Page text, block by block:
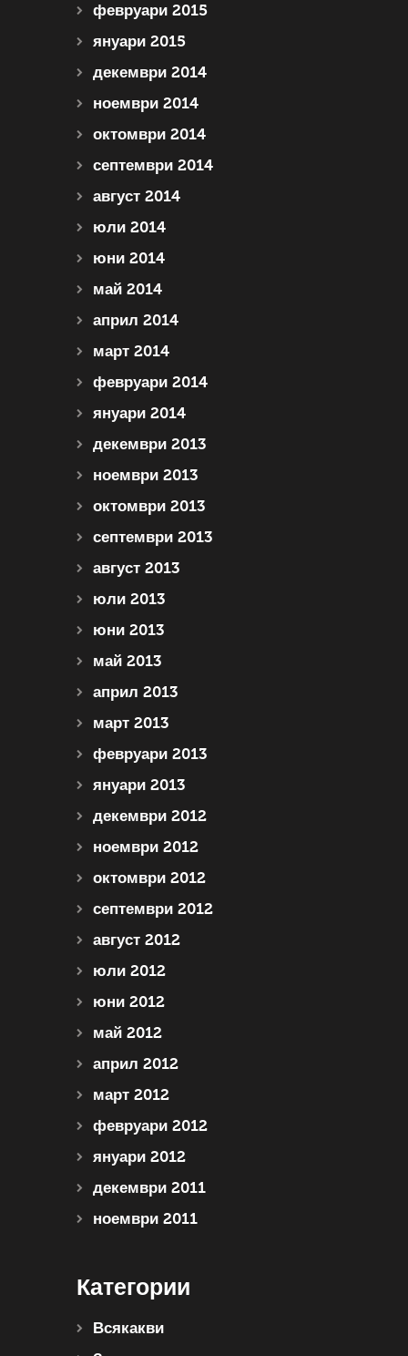
февруари 2015
януари 2015
декември 2014
ноември 2014
октомври 2014
септември 2014
август 2014
юли 2014
юни 2014
май 2014
април 2014
март 2014
февруари 2014
януари 2014
декември 2013
ноември 2013
октомври 2013
септември 2013
август 2013
юли 2013
юни 2013
май 2013
април 2013
март 2013
февруари 2013
януари 2013
декември 2012
ноември 2012
октомври 2012
септември 2012
август 2012
юли 2012
юни 2012
май 2012
април 2012
март 2012
февруари 2012
януари 2012
декември 2011
ноември 2011
Категории
Всякакви